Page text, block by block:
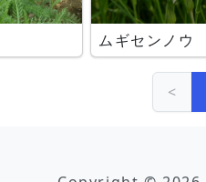
ムギセンノウ
<